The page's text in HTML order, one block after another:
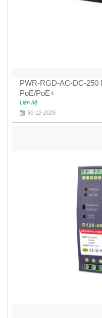
PWR-RGD-AC-DC-250
PoE/PoE+
Liên hệ
30-12-2025